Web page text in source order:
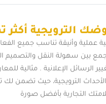
الترويجية أكثر
عملية وأنيقة تناسب جميع
بين سهولة النقل والتصميم
الرسائل الإعلانية . مثالية
الترويجية، حيث تضمن لك
التجارية بأفضل صورة